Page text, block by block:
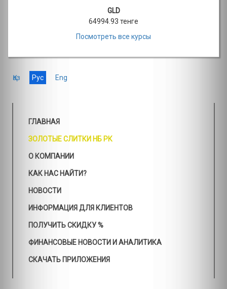
GLD
64994.93 тенге
Посмотреть все курсы
Қаз Рус Eng
ГЛАВНАЯ
ЗОЛОТЫЕ СЛИТКИ НБ РК
О КОМПАНИИ
КАК НАС НАЙТИ?
НОВОСТИ
ИНФОРМАЦИЯ ДЛЯ КЛИЕНТОВ
ПОЛУЧИТЬ СКИДКУ %
ФИНАНСОВЫЕ НОВОСТИ И АНАЛИТИКА
СКАЧАТЬ ПРИЛОЖЕНИЯ